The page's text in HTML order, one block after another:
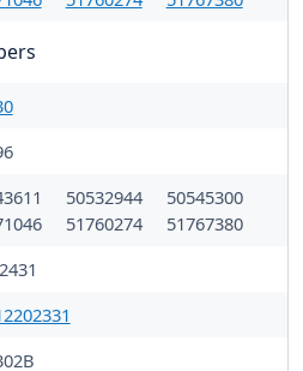
50532944
50545300
51760274
51767380